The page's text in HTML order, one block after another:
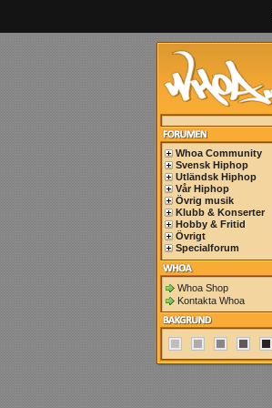
Whoa Community
Svensk Hiphop
Utländsk Hiphop
Vår Hiphop
Övrig musik
Klubb & Konserter
Hobby & Fritid
Övrigt
Specialforum
Whoa Shop
Kontakta Whoa